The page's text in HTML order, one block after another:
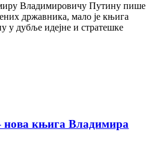
Владимировичу Путину пише
државника, мало је књига
у дубље идејне и стратешке
нова књига Владимира